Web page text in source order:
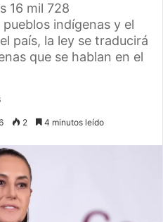
16 mil 728
indígenas y el
país, la ley se traducirá
que se hablan en el
2 4 minutos leído